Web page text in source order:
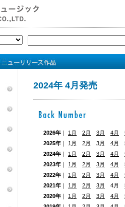
2024年 4月発売
2026年 ｜ 1月 2月 3月 4月
2025年 ｜ 1月 2月 3月 4月
2024年 ｜ 1月 2月 3月 4月
2023年 ｜ 1月 2月 3月 4月
2022年 ｜ 1月 2月 3月 4月
2021年 ｜ 1月 2月 3月 4月
2020年 ｜ 1月 2月 3月 4月